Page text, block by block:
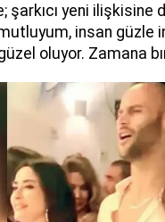
şarkıcı yeni ilişkisine
insan güzle
oluyor. Zamana